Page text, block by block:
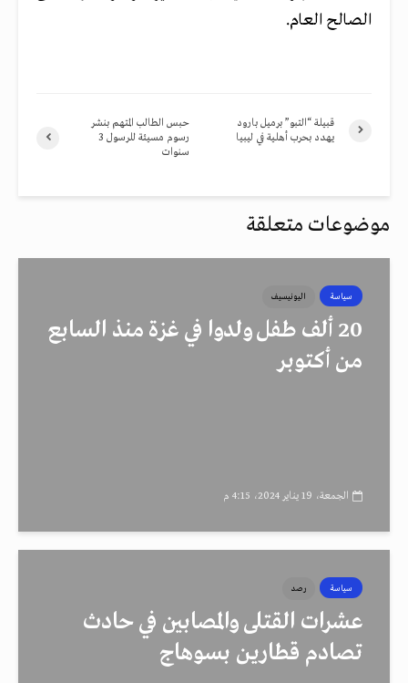
الصالح العام.
حبس الطالب المتهم بنشر
رسوم مسيئة للرسول 3
سنوات
قبيلة “التبو” برميل بارود
يهدد بحرب أهلية في ليبيا
موضوعات متعلقة
سياسة اليونيسيف
20 ألف طفل ولدوا في غزة منذ السابع
من أكتوبر
الجمعة، 19 يناير 2024، 4:15 م
سياسة رصد
عشرات القتلى والمصابين في حادث
تصادم قطارين بسوهاج